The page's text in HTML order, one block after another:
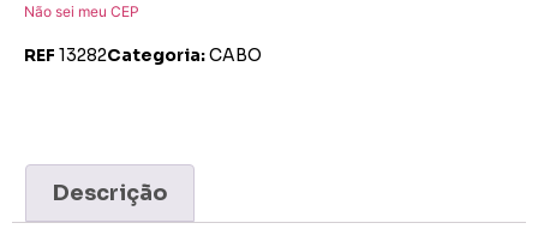
Não sei meu CEP
REF 13282Categoria:CABO
Descrição